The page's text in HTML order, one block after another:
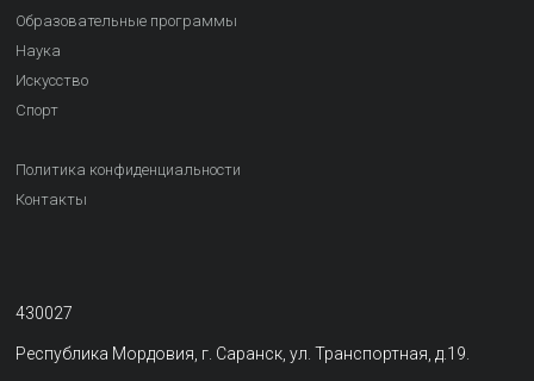
Образовательные программы
Наука
Искусство
Спорт
Политика конфиденциальности
Контакты
430027
Республика Мордовия, г. Саранск, ул. Транспортная, д.19.